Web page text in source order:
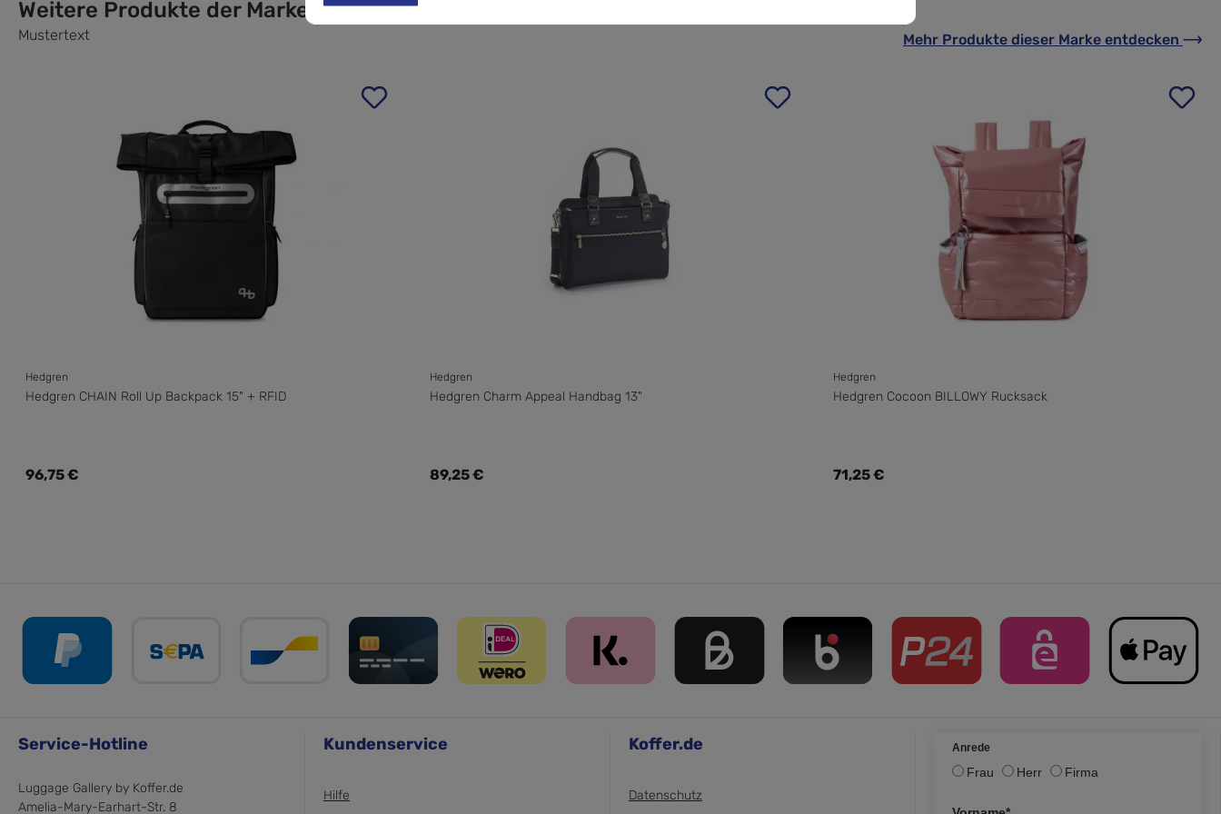
Weitere Produkte der Marke
Mustertext Mehr Produkte dieser Marke entdecken
Hedgren
Hedgren CHAIN Roll Up Backpack 15" + RFID
Regulärer Preis:
96,75 €
Hedgren
Hedgren Charm Appeal Handbag 13"
Regulärer Preis:
89,25 €
Hedgren
Hedgren Cocoon BILLOWY Rucksack
Regulärer Preis:
71,25 €
Service-Hotline
Luggage Gallery by Koffer.de
Amelia-Mary-Earhart-Str. 8
Kundenservice
Hilfe
Koffer.de
Datenschutz
Anrede
Frau Herr Firma